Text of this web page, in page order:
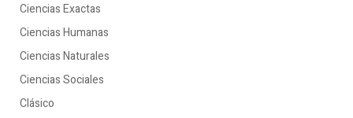
Ciencias Exactas
Ciencias Humanas
Ciencias Naturales
Ciencias Sociales
Clásico